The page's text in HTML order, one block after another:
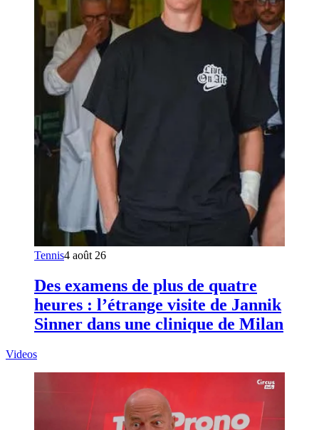
Tennis4 août 26
Des examens de plus de quatre
heures : l’étrange visite de Jannik
Sinner dans une clinique de Milan
Videos